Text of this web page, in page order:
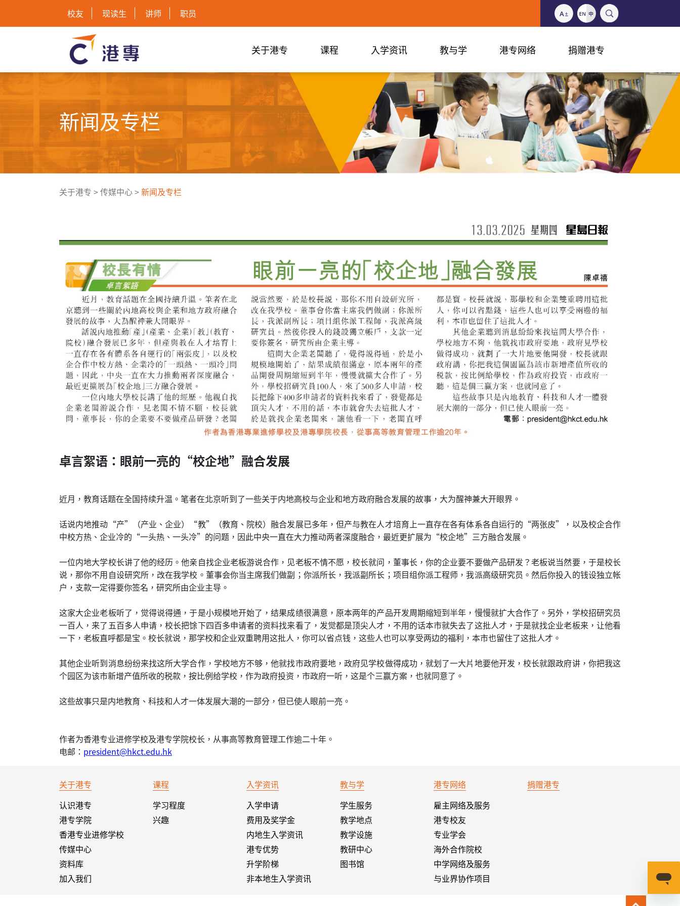
校友 现读生 讲师 职员
关于港专 课程 入学资讯 教与学 港专网络 捐赠港专
新闻及专栏
关于港专 >传媒中心>新闻及专栏
卓言絮语：眼前一亮的“校企地”融合发展
近月，教育话题在全国持续升温。笔者在北京听到了一些关于内地高校与企业和地方政府融合发展的故事，大为醒神兼大开眼界。
话说内地推动“产”（产业、企业）“教”（教育、院校）融合发展已多年，但产与教在人才培育上一直存在各有体系各自运行的“两张皮”，以及校企合作
中校方热、企业冷的“一头热、一头冷”的问题，因此中央一直在大力推动两者深度融合，最近更扩展为“校企地”三方融合发展。
一位内地大学校长讲了他的经历。他亲自找企业老板游说合作，见老板不情不愿，校长就问，董事长，你的企业要不要做产品研发？老板说当然要，于是校长
说，那你不用自设研究所，改在我学校。董事会你当主席我们做副；你派所长，我派副所长；项目组你派工程师，我派高级研究员。然后你投入的钱设独立帐
户，支款一定得要你签名，研究所由企业主导。
这家大企业老板听了，觉得说得通，于是小规模地开始了，结果成绩很满意，原本两年的产品开发周期缩短到半年，慢慢就扩大合作了。另外，学校招研究员
一百人，来了五百多人申请，校长把馀下四百多申请者的资料找来看了，发觉都是顶尖人才，不用的话本市就失去了这批人才，于是就找企业老板来，让他看
一下，老板直呼都是宝。校长就说，那学校和企业双重聘用这批人，你可以省点钱，这些人也可以享受两边的福利，本市也留住了这批人才。
其他企业听到消息纷纷来找这所大学合作，学校地方不够，他就找市政府要地，政府见学校做得成功，就划了一大片地要他开发，校长就跟政府讲，你把我这
个园区为该市新增产值所收的税款，按比例给学校，作为政府投资，市政府一听，这是个三赢方案，也就同意了。
这些故事只是内地教育、科技和人才一体发展大潮的一部分，但已使人眼前一亮。
作者为香港专业进修学校及港专学院校长，从事高等教育管理工作逾二十年。
电邮： president@hkct.edu.hk
关于港专
认识港专
港专学院
香港专业进修学校
传媒中心
资料库
加入我们
课程
学习程度
兴趣
入学资讯
入学申请
费用及奖学金
内地生入学资讯
港专优势
升学阶梯
非本地生入学资讯
教与学
学生服务
教学地点
教学设施
教研中心
图书馆
港专网络
雇主网络及服务
港专校友
专业学会
海外合作院校
中学网络及服务
与业界协作项目
捐赠港专